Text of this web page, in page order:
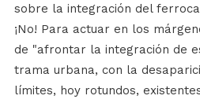
sobre la integración del
¡No! Para actuar en los
de "afrontar la integración de
trama urbana, con la
límites, hoy rotundos,